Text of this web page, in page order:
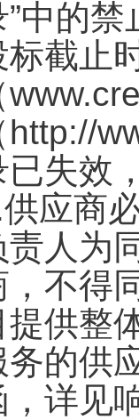
”中的
标截止
http://
已失效
应商
责人为
，不得
提供整
务的供
，详见